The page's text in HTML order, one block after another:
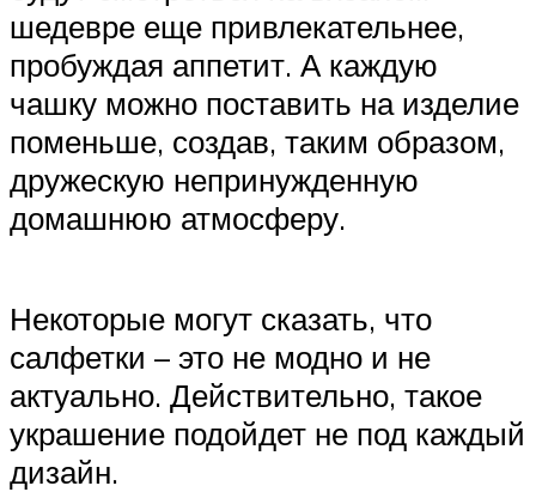
шедевре еще привлекательнее,
пробуждая аппетит. А каждую
чашку можно поставить на изделие
поменьше, создав, таким образом,
дружескую непринужденную
домашнюю атмосферу.
Некоторые могут сказать, что
салфетки – это не модно и не
актуально. Действительно, такое
украшение подойдет не под каждый
дизайн.